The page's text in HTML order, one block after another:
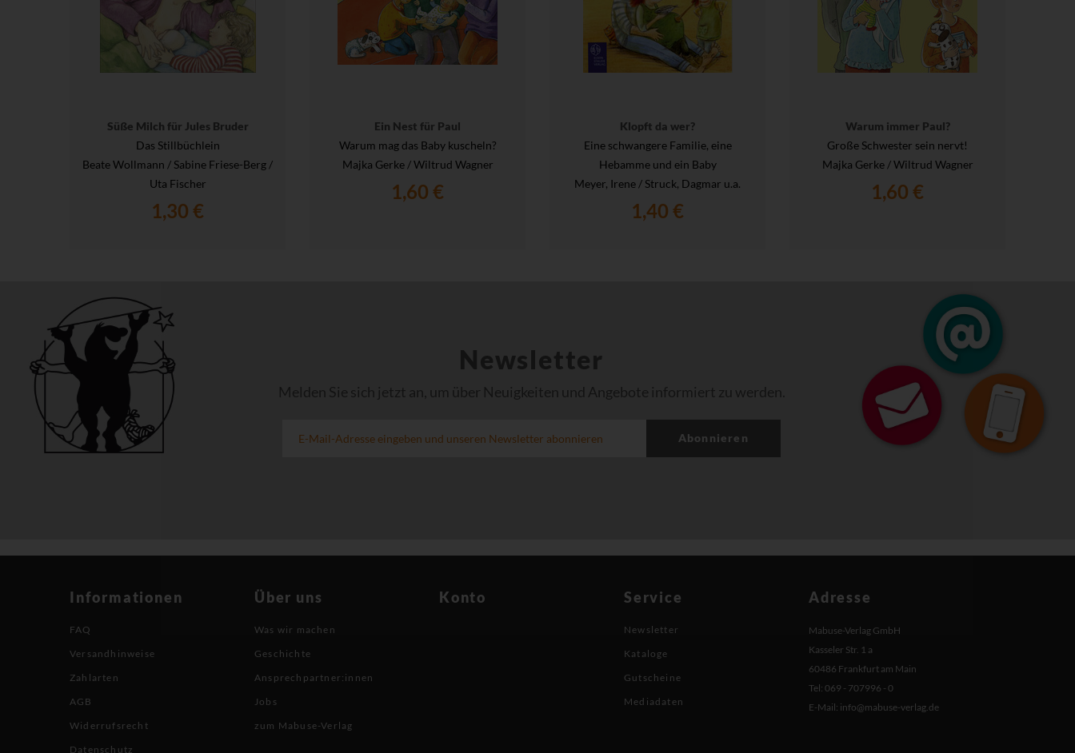
Süße Milch für Jules Bruder
Das Stillbüchlein
Beate Wollmann / Sabine Friese-Berg /
Uta Fischer
1,30 €
Ein Nest für Paul
Warum mag das Baby kuscheln?
Majka Gerke / Wiltrud Wagner
1,60 €
Klopft da wer?
Eine schwangere Familie, eine
Hebamme und ein Baby
Meyer, Irene / Struck, Dagmar u.a.
1,40 €
Warum immer Paul?
Große Schwester sein nervt!
Majka Gerke / Wiltrud Wagner
1,60 €
Newsletter
Melden Sie sich jetzt an, um über Neuigkeiten und Angebote informiert zu werden.
Abonnieren
Informationen
FAQ
Versandhinweise
Zahlarten
AGB
Widerrufsrecht
Datenschutz
Über uns
Was wir machen
Geschichte
Ansprechpartner:innen
Jobs
zum Mabuse-Verlag
Konto Service
Newsletter
Kataloge
Gutscheine
Mediadaten
Adresse
Mabuse-Verlag GmbH
Kasseler Str. 1 a
60486 Frankfurt am Main
Tel: 069 - 707996 - 0
E-Mail: info@mabuse-verlag.de